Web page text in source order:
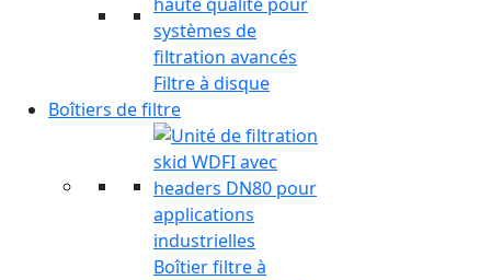
Filtre à disque
Boîtiers de filtre
Boîtier filtre à